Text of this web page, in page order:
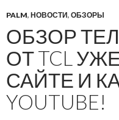
PALM, НОВОСТИ, ОБЗОРЫ
ОБЗОР
ОТ TCL
САЙТЕ И
YOUTUBE!